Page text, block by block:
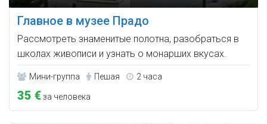
Главное в музее Прадо
Рассмотреть знаменитые полотна, разобраться в
школах живописи и узнать о монарших вкусах.
Мини-группа Пешая 2 часа
35 €за человека